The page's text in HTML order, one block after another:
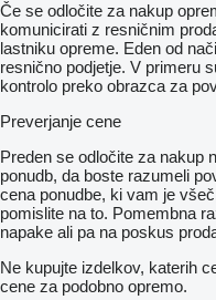
Če se odločite za nakup
komunicirati z resničnim
lastniku opreme. Eden od
resnično podjetje. V primeru
kontrolo preko obrazca za
Preverjanje cene
Preden se odločite za nakup
ponudb, da boste razumeli
cena ponudbe, ki vam je
pomislite na to. Pomembna
napake ali pa na poskus
Ne kupujte izdelkov, katerih
cene za podobno opremo.